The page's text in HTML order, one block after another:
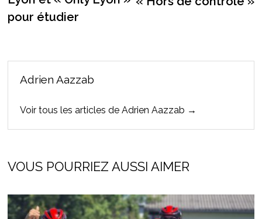
l’article
pour étudier
Adrien Aazzab
Voir tous les articles de Adrien Aazzab →
VOUS POURRIEZ AUSSI AIMER